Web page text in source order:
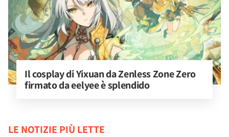
Il cosplay di Yixuan da Zenless Zone Zero
firmato da eelyee è splendido
LE NOTIZIE PIÙ LETTE